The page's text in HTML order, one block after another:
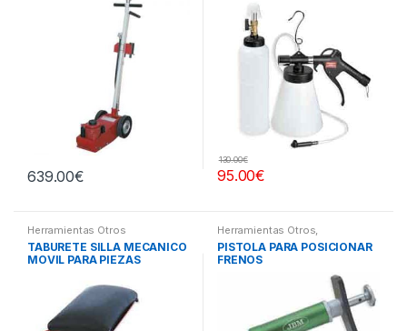
639.00€ 95.00€
130.00€
Herramientas Otros
TABURETE SILLA MECANICO
MOVIL PARA PIEZAS
Herramientas Otros,
Herramientas Frenos y
Refrigeración
PISTOLA PARA POSICIONAR
FRENOS